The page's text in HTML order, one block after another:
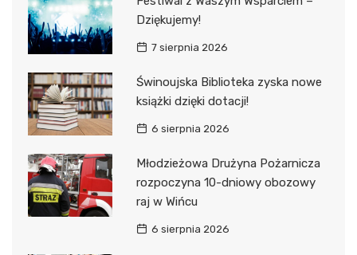
Dziękujemy!
7 sierpnia 2026
Świnoujska Biblioteka zyska nowe
książki dzięki dotacji!
6 sierpnia 2026
Młodzieżowa Drużyna Pożarnicza
rozpoczyna 10-dniowy obozowy
raj w Wińcu
6 sierpnia 2026